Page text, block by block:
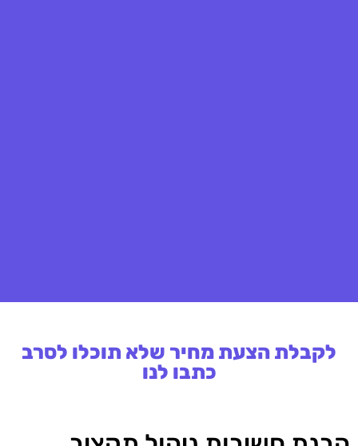
לקבלת הצעת מחיר שלא תוכלו לסרב
כתבו לנו